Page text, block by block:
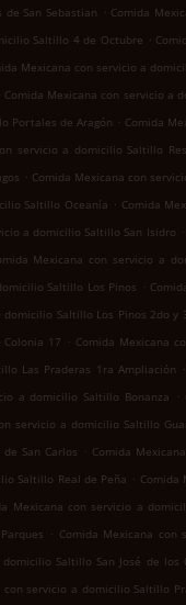
San Sebastian . Comida
Saltillo 4 de Octubre .
Mexicana con servicio a
Comida Mexicana con servicio a
Portales de Aragón . Comida
servicio a domicilio Saltillo
. Comida Mexicana con
Saltillo Oceanía . Comida
a domicilio Saltillo San Isidro .
Mexicana con servicio a
Saltillo Los Pinos .
Saltillo Los Pinos 2do y
17 . Comida Mexicana
Las Praderas 1ra Ampliación .
a domicilio Saltillo Bonanza .
servicio a domicilio Saltillo
San Carlos . Comida
Saltillo Real de Peña . Comida
Mexicana con servicio a
. Comida Mexicana con
Saltillo San José de los
con servicio a domicilio Saltillo